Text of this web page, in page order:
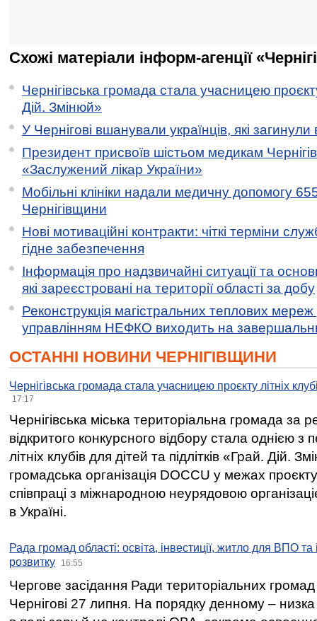
Схожі матеріали інформ-агенції
Чернігівська громада стала учасницею
Дій. Змінюй»
У Чернігові вшанували українців, які загинули
Президент присвоїв шістьом медикам
«Заслужений лікар України»
Мобільні клініки надали медичну допомогу
Чернігівщини
Нові мотиваційні контракти: чіткі терміни
гідне забезпечення
Інформація про надзвичайні ситуації та
які зареєстровані на території області за добу
Реконструкція магістральних теплових мереж
управлінням НЕФКО виходить на
ОСТАННІ НОВИНИ ЧЕРНІГІВЩИНИ
Чернігівська громада стала учасницею проєкту літніх
17:17
Чернігівська міська територіальна громада за
відкритого конкурсного відбору стала однією
літніх клубів для дітей та підлітків «Грай. Дій.
громадська організація DOCCU у межах
співпраці з міжнародною неурядовою
в Україні.
Рада громад області: освіта, інвестиції, житло для ВПО
розвитку
16:55
Чергове засідання Ради територіальних громад
Чернігові 27 липня. На порядку денному –